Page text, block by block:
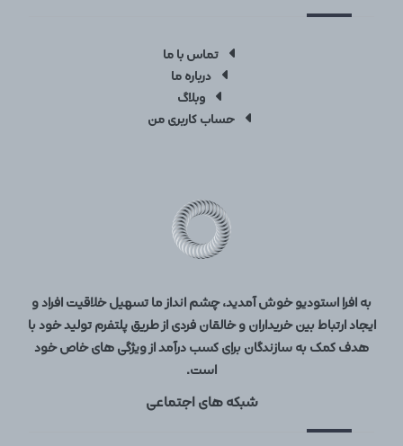
تماس با ما
درباره ما
وبلاگ
حساب کاربری من
به افرا استودیو خوش آمدید، چشم انداز ما تسهیل خلاقیت افراد و
ایجاد ارتباط بین خریداران و خالقان فردی از طریق پلتفرم تولید خود با
هدف کمک به سازندگان برای کسب درآمد از ویژگی های خاص خود
است.
شبکه های اجتماعی